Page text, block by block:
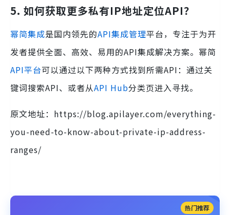
5. 如何获取更多私有IP地址定位API？
幂简集成是国内领先的API集成管理平台，专注于为开
发者提供全面、高效、易用的API集成解决方案。幂简
API平台可以通过以下两种方式找到所需API：通过关
键词搜索API、或者从API Hub分类页进入寻找。
原文地址：https://blog.apilayer.com/everything-
you-need-to-know-about-private-ip-address-
ranges/
热门推荐